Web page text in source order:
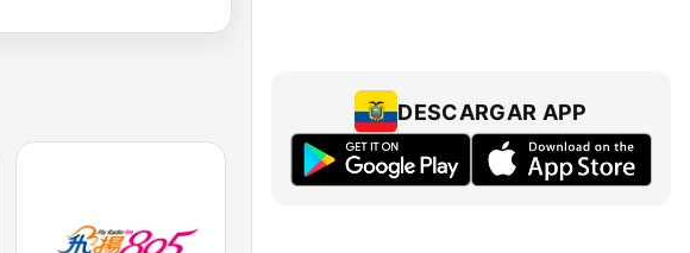
DESCARGAR APP